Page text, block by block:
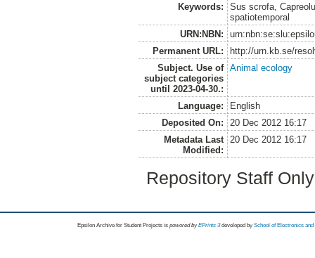
Keywords:
Sus scrofa,
spatiotemporal
URN:NBN:
Permanent URL:
http://urn.kb.se/
Subject. Use of
subject categories
until 2023-04-30.:
Animal ecology
Language:
English
Deposited On:
20 Dec 2012 16:17
Metadata Last
Modified:
20 Dec 2012 16:17
Repository Staff
Epsilon Archive for Student Projects is powored byEPrints 3 developed by School of Electronics